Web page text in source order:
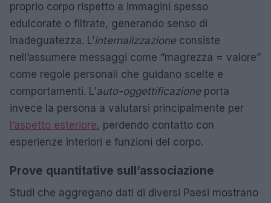
proprio corpo rispetto a immagini spesso
edulcorate o filtrate, generando senso di
inadeguatezza. L’internalizzazioneconsiste
nell’assumere messaggi come “magrezza = valore”
come regole personali che guidano scelte e
comportamenti. L’auto-oggettificazioneporta
invece la persona a valutarsi principalmente per
l’aspetto esteriore, perdendo contatto con
esperienze interiori e funzioni del corpo.
Prove quantitative sull’associazione
Studi che aggregano dati di diversi Paesi mostrano